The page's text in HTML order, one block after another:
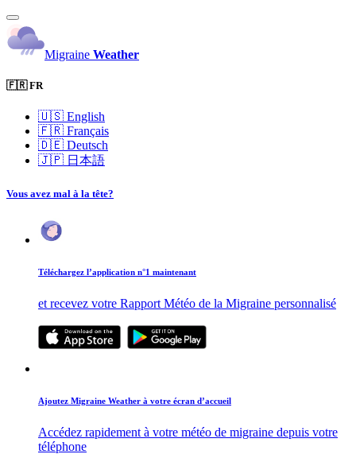
Migraine Weather
🇫🇷 FR
🇺🇸 English
🇫🇷 Français
🇩🇪 Deutsch
🇯🇵 日本語
Vous avez mal à la tête?
Téléchargez l’application n°1 maintenant
et recevez votre Rapport Météo de la Migraine personnalisé
Ajoutez Migraine Weather à votre écran d’accueil
Accédez rapidement à votre météo de migraine depuis votre
téléphone